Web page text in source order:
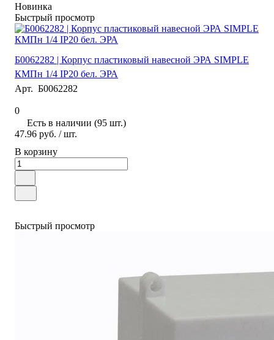
Новинка
Быстрый просмотр
Б0062282 | Корпус пластиковый навесной ЭРА SIMPLE
КМПн 1/4 IP20 бел. ЭРА
Арт. Б0062282
0
Есть в наличии (95 шт.)
47.96 руб. / шт.
В корзину
Быстрый просмотр